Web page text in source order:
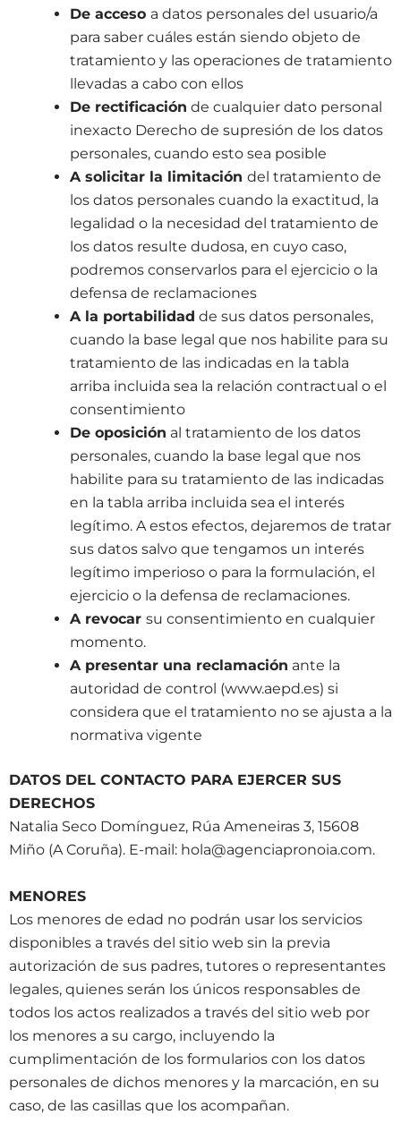
De acceso a datos personales del usuario/a
para saber cuáles están siendo objeto de
tratamiento y las operaciones de tratamiento
llevadas a cabo con ellos
De rectificación de cualquier dato personal
inexacto Derecho de supresión de los datos
personales, cuando esto sea posible
A solicitar la limitación del tratamiento de
los datos personales cuando la exactitud, la
legalidad o la necesidad del tratamiento de
los datos resulte dudosa, en cuyo caso,
podremos conservarlos para el ejercicio o la
defensa de reclamaciones
A la portabilidad de sus datos personales,
cuando la base legal que nos habilite para su
tratamiento de las indicadas en la tabla
arriba incluida sea la relación contractual o el
consentimiento
De oposición al tratamiento de los datos
personales, cuando la base legal que nos
habilite para su tratamiento de las indicadas
en la tabla arriba incluida sea el interés
legítimo. A estos efectos, dejaremos de tratar
sus datos salvo que tengamos un interés
legítimo imperioso o para la formulación, el
ejercicio o la defensa de reclamaciones.
A revocar su consentimiento en cualquier
momento.
A presentar una reclamación ante la
autoridad de control (www.aepd.es) si
considera que el tratamiento no se ajusta a la
normativa vigente
DATOS DEL CONTACTO PARA EJERCER SUS
DERECHOS
Natalia Seco Domínguez, Rúa Ameneiras 3, 15608
Miño (A Coruña). E-mail: hola@agenciapronoia.com.
MENORES
Los menores de edad no podrán usar los servicios
disponibles a través del sitio web sin la previa
autorización de sus padres, tutores o representantes
legales, quienes serán los únicos responsables de
todos los actos realizados a través del sitio web por
los menores a su cargo, incluyendo la
cumplimentación de los formularios con los datos
personales de dichos menores y la marcación, en su
caso, de las casillas que los acompañan.